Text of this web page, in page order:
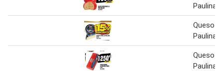
Paulina
Queso
Paulina
Queso
Paulina